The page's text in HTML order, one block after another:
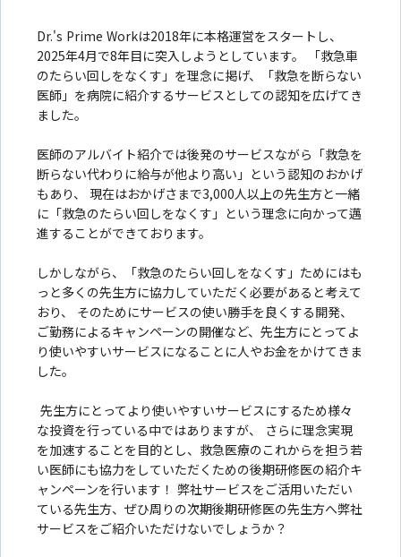
Dr.'s Prime Workは2018年に本格運営をスタートし、
2025年4月で8年目に突入しようとしています。 「救急車
のたらい回しをなくす」を理念に掲げ、「救急を断らない
医師」を病院に紹介するサービスとしての認知を広げてき
ました。
医師のアルバイト紹介では後発のサービスながら「救急を
断らない代わりに給与が他より高い」という認知のおかげ
もあり、 現在はおかげさまで3,000人以上の先生方と一緒
に「救急のたらい回しをなくす」という理念に向かって邁
進することができております。
しかしながら、「救急のたらい回しをなくす」ためにはも
っと多くの先生方に協力していただく必要があると考えて
おり、 そのためにサービスの使い勝手を良くする開発、
ご勤務によるキャンペーンの開催など、先生方にとってよ
り使いやすいサービスになることに人やお金をかけてきま
した。
先生方にとってより使いやすいサービスにするため様々
な投資を行っている中ではありますが、 さらに理念実現
を加速することを目的とし、救急医療のこれからを担う若
い医師にも協力をしていただくための後期研修医の紹介キ
ャンペーンを行います！ 弊社サービスをご活用いただい
ている先生方、ぜひ周りの次期後期研修医の先生方へ弊社
サービスをご紹介いただけないでしょうか？